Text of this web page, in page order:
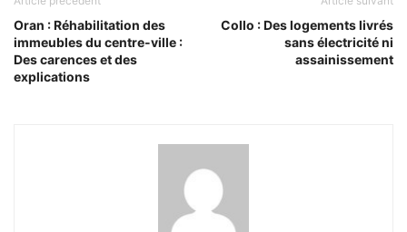
Oran : Réhabilitation des
immeubles du centre-ville :
Des carences et des
explications
Collo : Des logements livrés
sans électricité ni
assainissement